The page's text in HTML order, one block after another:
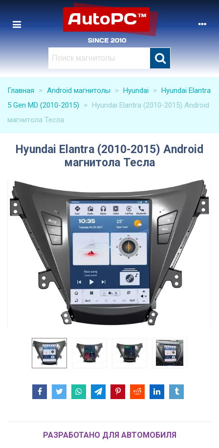
Главная > Android магнитолы > Hyundai > Hyundai Elantra
5 Gen MD (2010-2015)
> Hyundai Elantra (2010-2015) Android
магнитола Тесла
Hyundai Elantra (2010-2015) Android
магнитола Тесла
РАЗРАБОТАНО ДЛЯ АВТОМОБИЛЯ